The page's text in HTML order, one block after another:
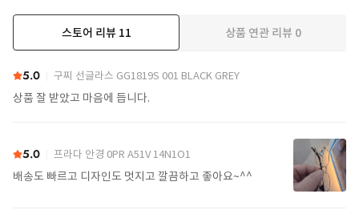
스토어 리뷰 11 상품 연관 리뷰 0
5.0 구찌 선글라스 GG1819S 001 BLACK GREY
상품 잘 받았고 마음에 듭니다.
5.0 프라다 안경 0PR A51V 14N1O1
배송도 빠르고 디자인도 멋지고 깔끔하고 좋아요~^^